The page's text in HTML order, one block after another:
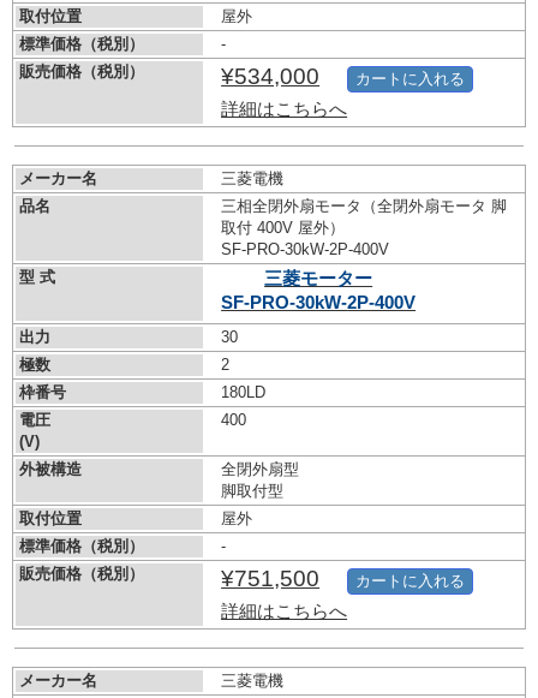
取付位置
屋外
標準価格（税別）
-
販売価格（税別）
¥534,000
詳細はこちらへ
カートに入れる
メーカー名
三菱電機
品名
三相全閉外扇モータ（全閉外扇モータ 脚
取付 400V 屋外）
SF-PRO-30kW-2P-400V
型 式
三菱モーター
SF-PRO-30kW-2P-400V
出力
30
極数
2
枠番号
180LD
電圧
(V)
400
外被構造
全閉外扇型
脚取付型
取付位置
屋外
標準価格（税別）
-
販売価格（税別）
¥751,500
詳細はこちらへ
カートに入れる
メーカー名
三菱電機